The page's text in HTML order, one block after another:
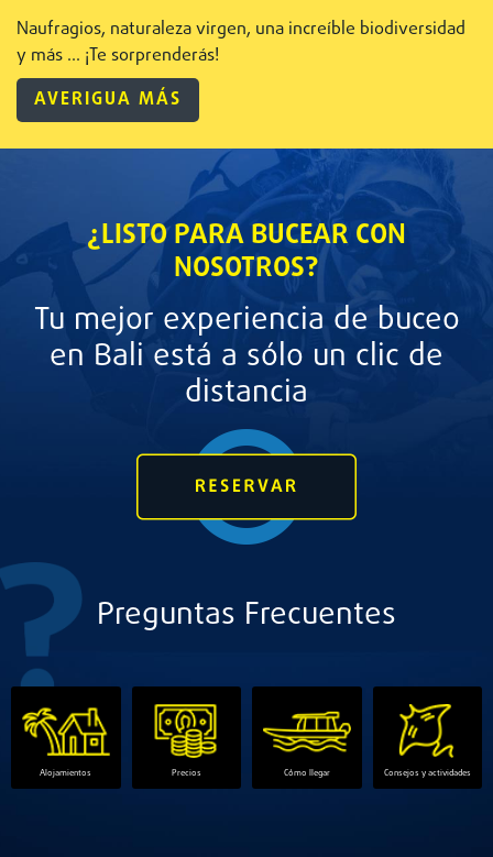
Naufragios, naturaleza virgen, una increíble biodiversidad
y más ... ¡Te sorprenderás!
AVERIGUA MÁS
¿LISTO PARA BUCEAR CON
NOSOTROS?
Tu mejor experiencia de buceo
en Bali está a sólo un clic de
distancia
Preguntas Frecuentes
Alojamientos Precios Cómo llegar Consejos y actividades